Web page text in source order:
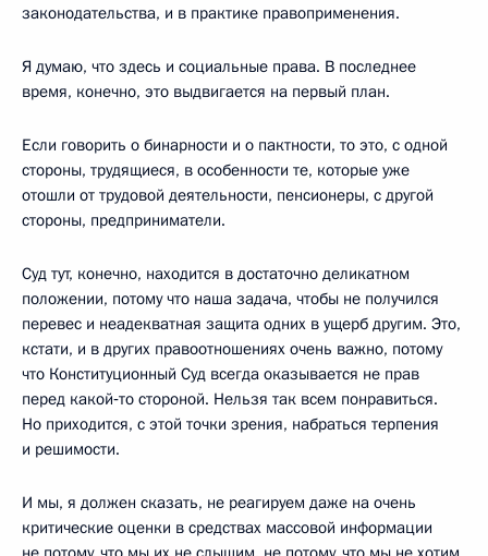
законодательства, и в практике правоприменения.
Я думаю, что здесь и социальные права. В последнее
время, конечно, это выдвигается на первый план.
Если говорить о бинарности и о пактности, то это, с одной
стороны, трудящиеся, в особенности те, которые уже
отошли от трудовой деятельности, пенсионеры, с другой
стороны, предприниматели.
Суд тут, конечно, находится в достаточно деликатном
положении, потому что наша задача, чтобы не получился
перевес и неадекватная защита одних в ущерб другим. Это,
кстати, и в других правоотношениях очень важно, потому
что Конституционный Суд всегда оказывается не прав
перед какой‑то стороной. Нельзя так всем понравиться.
Но приходится, с этой точки зрения, набраться терпения
и решимости.
И мы, я должен сказать, не реагируем даже на очень
критические оценки в средствах массовой информации